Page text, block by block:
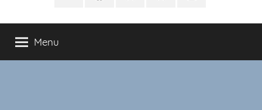
Menu